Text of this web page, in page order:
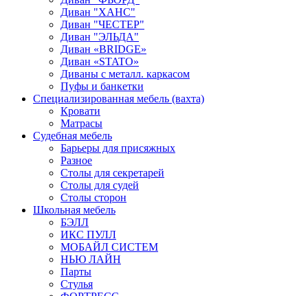
Диван "ХАНС"
Диван "ЧЕСТЕР"
Диван "ЭЛЬДА"
Диван «BRIDGE»
Диван «STATO»
Диваны с металл. каркасом
Пуфы и банкетки
Специализированная мебель (вахта)
Кровати
Матрасы
Судебная мебель
Барьеры для присяжных
Разное
Столы для секретарей
Столы для судей
Столы сторон
Школьная мебель
БЭЛЛ
ИКС ПУЛЛ
МОБАЙЛ СИСТЕМ
НЬЮ ЛАЙН
Парты
Стулья